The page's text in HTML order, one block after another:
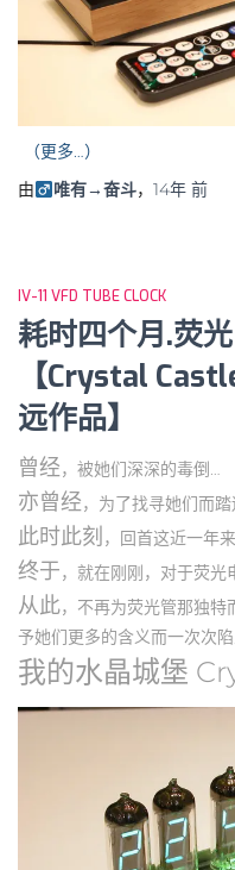
（更多…）
由
唯有→奋斗， 14年前
IV-11 VFD TUBE CLOCK
耗时四个月.荧
【Crystal
远作品】
曾经，被她们深深的毒倒…
亦曾经，为了找寻她们而
此时此刻 ，回首这近一年
终于，就在刚刚，对于荧光
从此，不再为荧光管那独
予她们更多的含义而一次次陷
我的水晶城堡